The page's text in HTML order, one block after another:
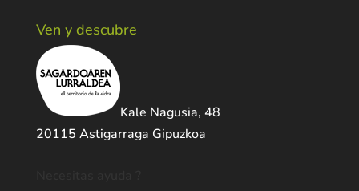
Ven y descubre
Kale Nagusia, 48
20115 Astigarraga Gipuzkoa